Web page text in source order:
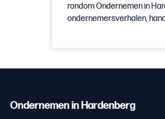
rondom Ondernemen in
ondernemersverhalen,
Ondernemen in Hardenberg